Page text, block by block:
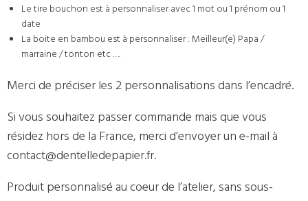
Le tire bouchon est à personnaliser avec 1 mot ou 1 prénom ou 1
date
La boite en bambou est à personnaliser : Meilleur(e) Papa /
marraine / tonton etc ….
Merci de préciser les 2 personnalisations dans l’encadré.
Si vous souhaitez passer commande mais que vous
résidez hors de la France, merci d’envoyer un e-mail à
contact@dentelledepapier.fr.
Produit personnalisé au coeur de l’atelier, sans sous-